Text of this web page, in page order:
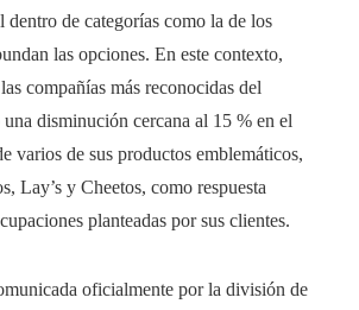
dentro de categorías como la de los
las opciones. En este contexto,
compañías más reconocidas del
disminución cercana al 15 % en el
varios de sus productos emblemáticos,
Lay’s y Cheetos, como respuesta
planteadas por sus clientes.
oficialmente por la división de